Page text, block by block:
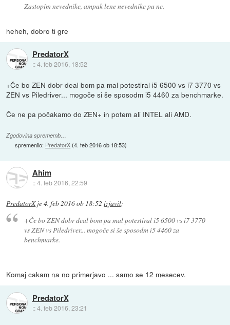
Zastopim nevednike, ampak lene nevednike pa ne.
heheh, dobro ti gre
PredatorX
::4. feb 2016, 18:52
+Če bo ZEN dobr deal bom pa mal potestiral i5 6500 vs i7 3770 vs
ZEN vs Piledriver... mogoče si še sposodm i5 4460 za benchmarke.
Če ne pa počakamo do ZEN+ in potem ali INTEL ali AMD.
Zgodovina sprememb…
spremenilo: PredatorX(4. feb 2016 ob 18:53)
Ahim
::4. feb 2016, 22:59
PredatorXje4. feb 2016 ob 18:52 izjavil:
+Če bo ZEN dobr deal bom pa mal potestiral i5 6500 vs i7 3770
vs ZEN vs Piledriver... mogoče si še sposodm i5 4460 za
benchmarke.
Komaj cakam na no primerjavo ... samo se 12 mesecev.
PredatorX
::4. feb 2016, 23:21